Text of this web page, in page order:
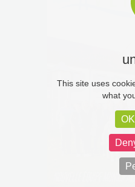
This site uses
what